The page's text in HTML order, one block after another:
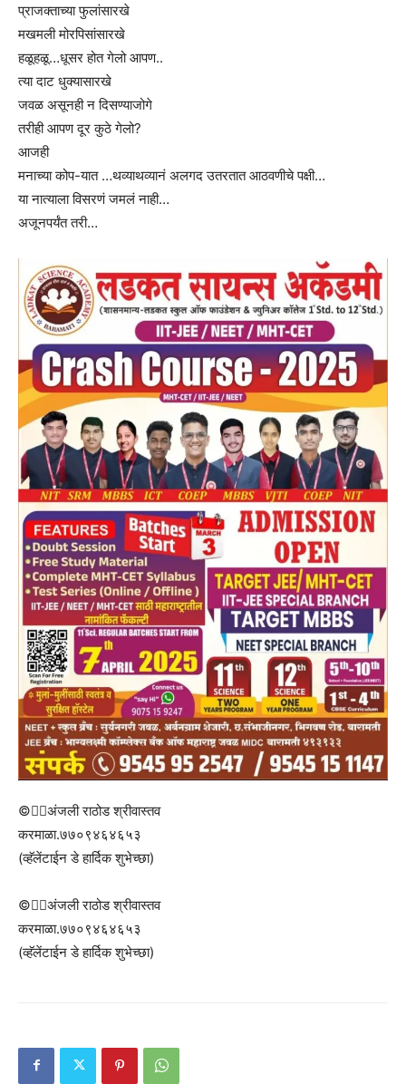
प्राजक्ताच्या फुलांसारखे
मखमली मोरपिसांसारखे
हळूहळू…धूसर होत गेलो आपण..
त्या दाट धुक्यासारखे
जवळ असूनही न दिसण्याजोगे
तरीही आपण दूर कुठे गेलो?
आजही
मनाच्या कोप-यात …थव्याथव्यानं अलगद उतरतात आठवणीचे पक्षी…
या नात्याला विसरणं जमलं नाही…
अजूनपर्यंत तरी…
©✍🏻अंजली राठोड श्रीवास्तव
करमाळा.७७०९४६४६५३
(व्हॅलेंटाईन डे हार्दिक शुभेच्छा)
©✍🏻अंजली राठोड श्रीवास्तव
करमाळा.७७०९४६४६५३
(व्हॅलेंटाईन डे हार्दिक शुभेच्छा)